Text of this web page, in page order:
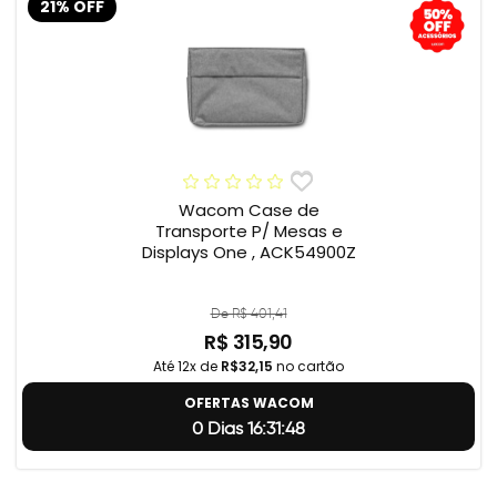
21% OFF
Wacom Case de
Transporte P/ Mesas e
Displays One , ACK54900Z
De R$ 401,41
R$ 315,90
Até 12x de R$32,15 no cartão
OFERTAS WACOM
0 Dias 16:31:47